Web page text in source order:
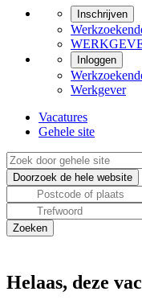
Inschrijven
Inloggen
Werkgever
Vacatures
Gehele site
Helaas, deze